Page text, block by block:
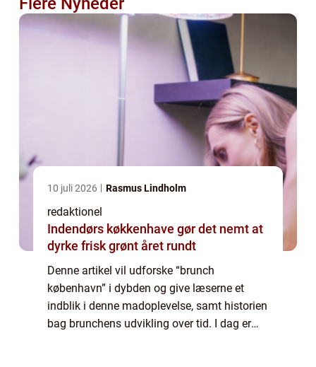
10 juli 2026 Rasmus Lindholm
redaktionel
Indendørs køkkenhave gør det nemt at
dyrke frisk grønt året rundt
Denne artikel vil udforske “brunch
københavn” i dybden og give læserne et
indblik i denne madoplevelse, samt historien
bag brunchens udvikling over tid. I dag er